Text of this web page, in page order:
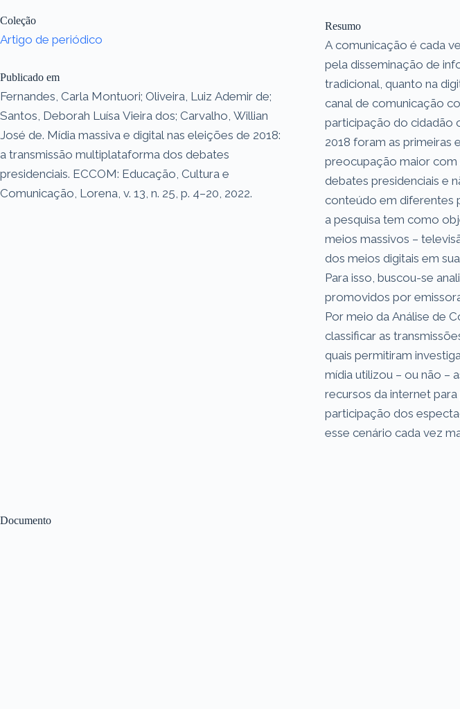
Documento
Coleção
Artigo de periódico
Publicado em
Fernandes, Carla Montuori; Oliveira, Luiz Ademir de;
Santos, Deborah Luísa Vieira dos; Carvalho, Willian
José de. Mídia massiva e digital nas eleições de 2018:
a transmissão multiplataforma dos debates
presidenciais. ECCOM: Educação, Cultura e
Comunicação, Lorena, v. 13, n. 25, p. 4–20, 2022.
Resumo
A comunicação é cada
pela disseminação de
tradicional, quanto na
canal de comunicação
participação do cidadão
2018 foram as primeiras
preocupação maior com
debates presidenciais e
conteúdo em diferentes
a pesquisa tem como
meios massivos –
dos meios digitais em
Para isso, buscou-se
promovidos por
Por meio da Análise de
classificar as
quais permitiram
mídia utilizou – ou não –
recursos da internet
participação dos
esse cenário cada vez